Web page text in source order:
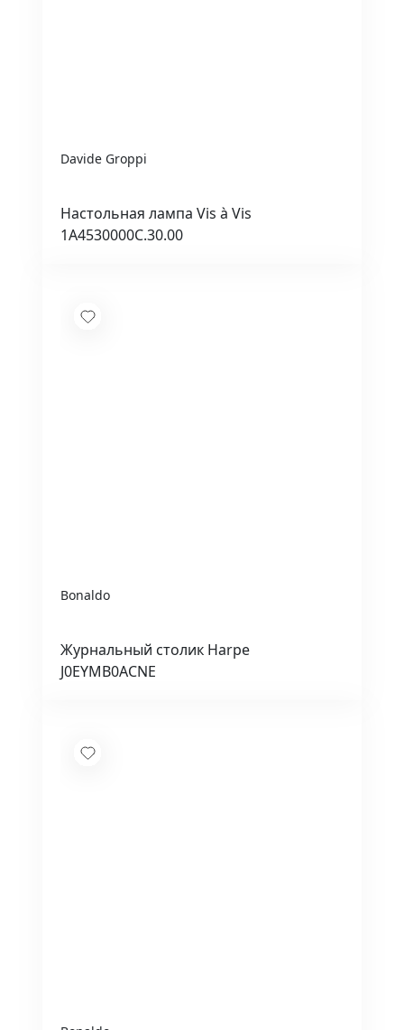
Davide Groppi
Настольная лампа Vis à Vis
1A4530000C.30.00
Bonaldo
Журнальный столик Harpe
J0EYMB0ACNE